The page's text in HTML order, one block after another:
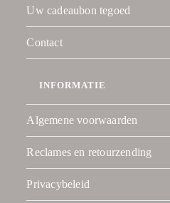
Uw cadeaubon tegoed
Contact
INFORMATIE
Algemene voorwaarden
Reclames en retourzending
Privacybeleid